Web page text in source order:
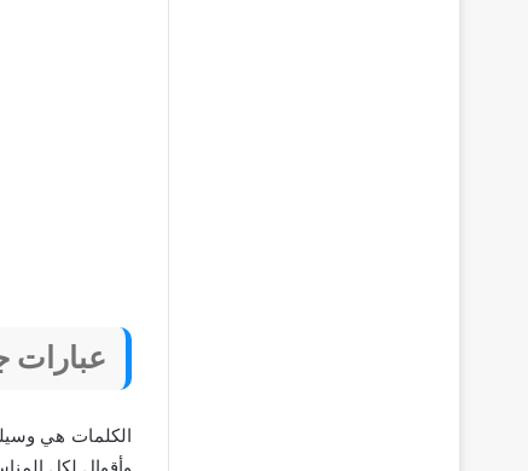
عبارات
الكلمات هي
وأقوال لكل المناسبات 2026 التالية